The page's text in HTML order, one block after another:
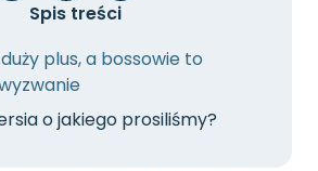
Spis treści
plus, a bossowie to
o jakiego prosiliśmy?